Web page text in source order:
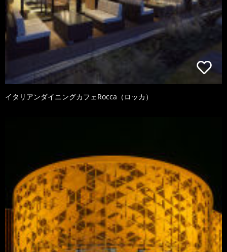
イタリアンダイニングカフェRocca（ロッカ）